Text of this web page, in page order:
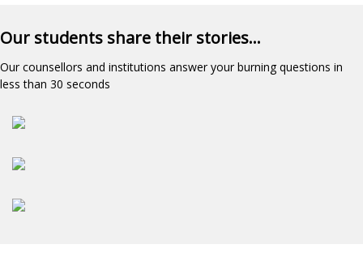
Our students share their stories...
Our counsellors and institutions answer your burning questions in
less than 30 seconds